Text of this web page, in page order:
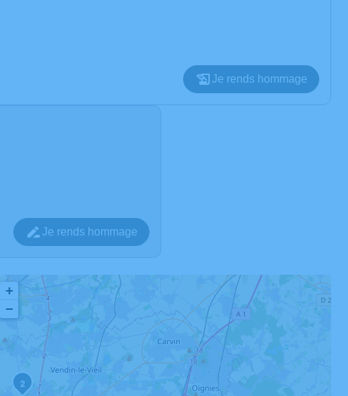
Je rends hommage
Je rends hommage
2
+
−